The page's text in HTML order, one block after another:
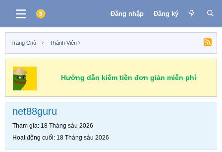
Đăng nhập Đăng ký
Trang Chủ Thành Viên
Hướng dẫn kiếm tiền đơn giản miễn phí
net88guru
Tham gia 18 Tháng sáu 2026
Hoạt động cuối 18 Tháng sáu 2026